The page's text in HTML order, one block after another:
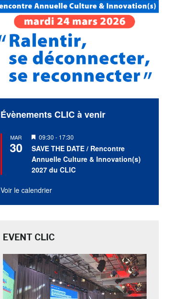
Évènements CLIC à venir
MAR
30
Mis
en
avant
09:30 - 17:30
SAVE THE DATE / Rencontre
Annuelle Culture & Innovation(s)
2027 du CLIC
Voir le calendrier
EVENT CLIC